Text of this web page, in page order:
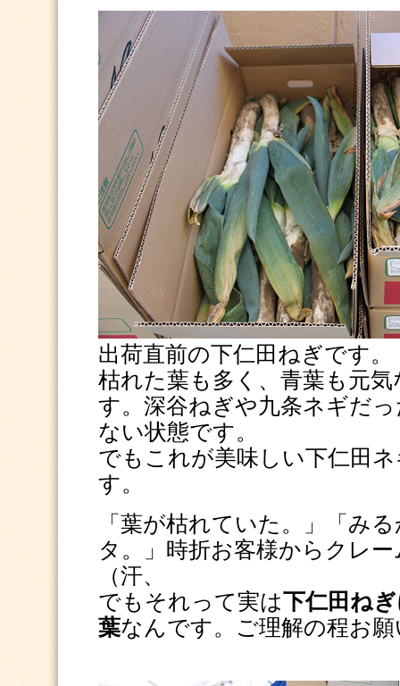
出荷直前の下仁田ねぎです。
枯れた葉も多く、青葉も元
す。深谷ねぎや九条ネギだ
ない状態です。
でもこれが美味しい下仁田
す。
「葉が枯れていた。」「み
タ。」時折お客様からクレ
（汗、
でもそれって実は下仁田ね
葉なんです。ご理解の程お